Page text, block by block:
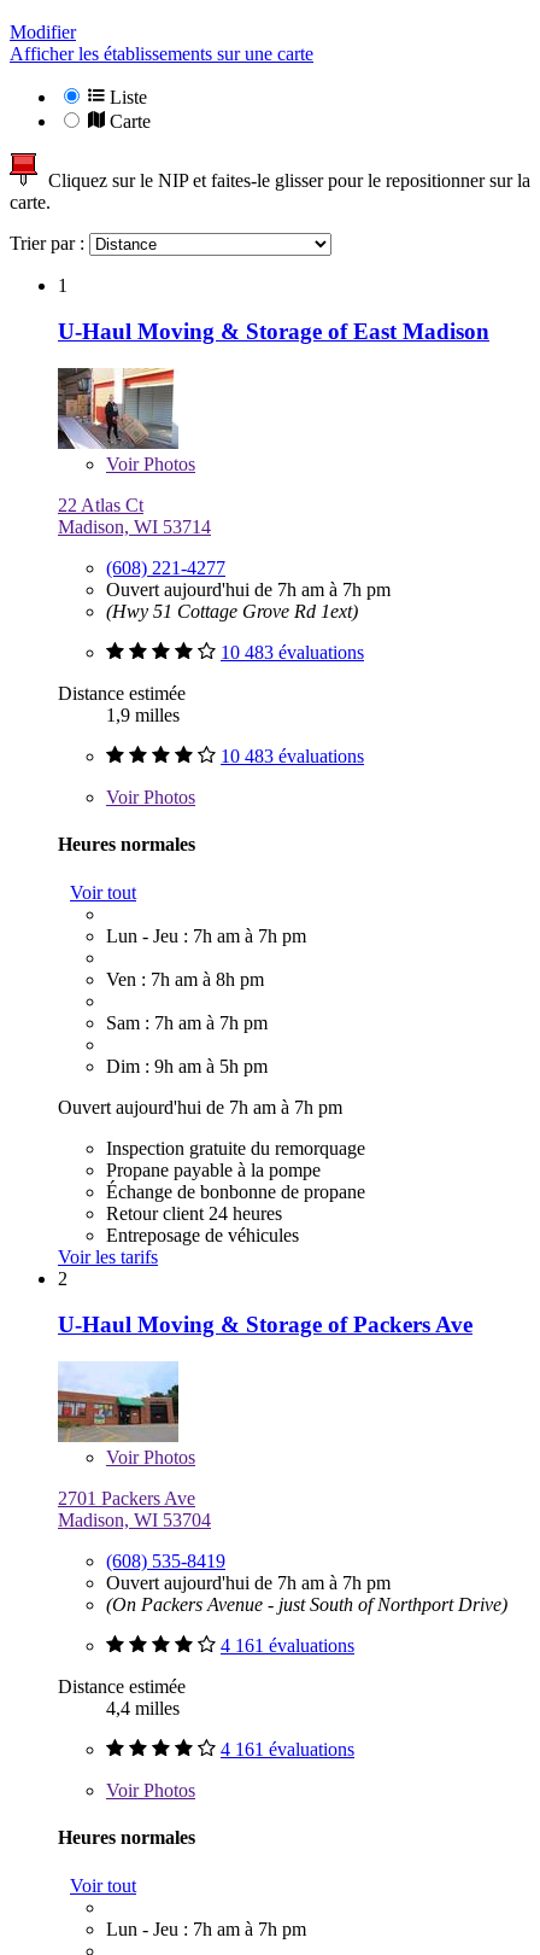
Modifier
Afficher les établissements sur une carte
Liste
Carte
Cliquez sur le NIP et faites-le glisser pour le repositionner sur la
carte.
Trier par :
1
U-Haul Moving & Storage of East Madison
VoirPhotos
22 Atlas Ct
Madison, WI 53714
(608) 221-4277
Ouvert aujourd'hui de 7h am à 7h pm
(Hwy 51 Cottage Grove Rd 1ext)
10 483 évaluations
Distance estimée
1,9 milles
10 483 évaluations
VoirPhotos
Heures normales
Voir tout
Lun - Jeu : 7h am à 7h pm
Ven : 7h am à 8h pm
Sam : 7h am à 7h pm
Dim : 9h am à 5h pm
Ouvert aujourd'hui de 7h am à 7h pm
Inspection gratuite du remorquage
Propane payable à la pompe
Échange de bonbonne de propane
Retour client 24 heures
Entreposage de véhicules
Voir les tarifs
2
U-Haul Moving & Storage of Packers Ave
VoirPhotos
2701 Packers Ave
Madison, WI 53704
(608) 535-8419
Ouvert aujourd'hui de 7h am à 7h pm
(On Packers Avenue - just South of Northport Drive)
4 161 évaluations
Distance estimée
4,4 milles
4 161 évaluations
VoirPhotos
Heures normales
Voir tout
Lun - Jeu : 7h am à 7h pm